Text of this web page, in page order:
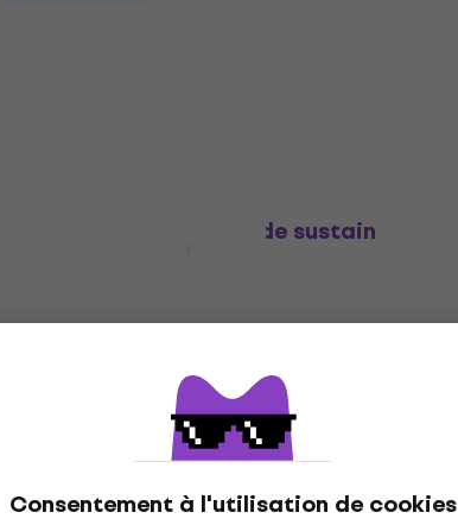
Consentement à l'utilisation de cookies
Bespeco VM 24 Pédale de sustain
17,60 €18,60 €